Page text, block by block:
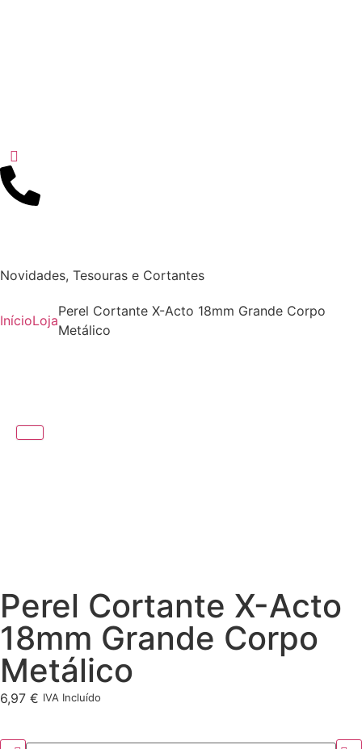
Novidades, Tesouras e Cortantes
InícioLoja
Perel Cortante X-Acto 18mm Grande Corpo
Metálico
Perel Cortante X-Acto
18mm Grande Corpo
Metálico
6,97 € IVA Incluído